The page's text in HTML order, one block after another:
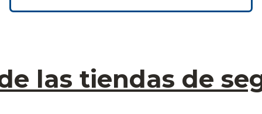
las tiendas de